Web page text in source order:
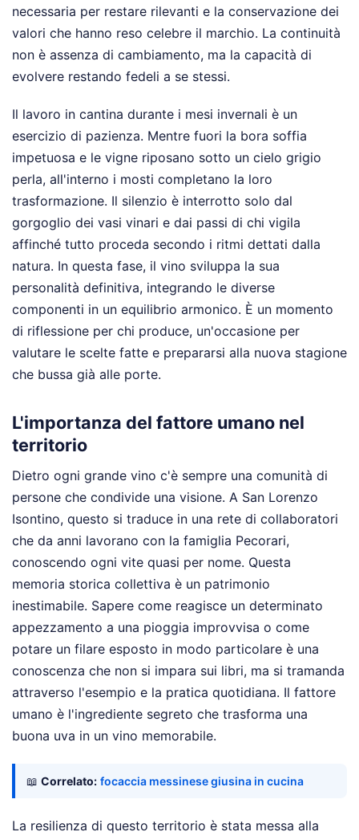
necessaria per restare rilevanti e la conservazione dei
valori che hanno reso celebre il marchio. La continuità
non è assenza di cambiamento, ma la capacità di
evolvere restando fedeli a se stessi.
Il lavoro in cantina durante i mesi invernali è un
esercizio di pazienza. Mentre fuori la bora soffia
impetuosa e le vigne riposano sotto un cielo grigio
perla, all'interno i mosti completano la loro
trasformazione. Il silenzio è interrotto solo dal
gorgoglio dei vasi vinari e dai passi di chi vigila
affinché tutto proceda secondo i ritmi dettati dalla
natura. In questa fase, il vino sviluppa la sua
personalità definitiva, integrando le diverse
componenti in un equilibrio armonico. È un momento
di riflessione per chi produce, un'occasione per
valutare le scelte fatte e prepararsi alla nuova stagione
che bussa già alle porte.
L'importanza del fattore umano nel
territorio
Dietro ogni grande vino c'è sempre una comunità di
persone che condivide una visione. A San Lorenzo
Isontino, questo si traduce in una rete di collaboratori
che da anni lavorano con la famiglia Pecorari,
conoscendo ogni vite quasi per nome. Questa
memoria storica collettiva è un patrimonio
inestimabile. Sapere come reagisce un determinato
appezzamento a una pioggia improvvisa o come
potare un filare esposto in modo particolare è una
conoscenza che non si impara sui libri, ma si tramanda
attraverso l'esempio e la pratica quotidiana. Il fattore
umano è l'ingrediente segreto che trasforma una
buona uva in un vino memorabile.
📖 Correlato: focaccia messinese giusina in cucina
La resilienza di questo territorio è stata messa alla